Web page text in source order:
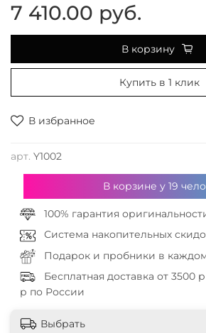
В избранное
арт. Y1002
7 410.00 руб.
В корзину
Купить в 1 клик
В корзине у 19
100% гарантия
Система накопительных
Подарок и пробники в каждом
Бесплатная доставка от 3500
р по России
Выбрать